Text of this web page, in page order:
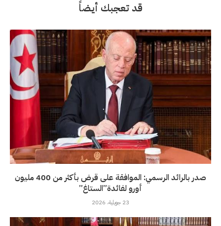
قد تعجبك أيضاً
صدر بالرائد الرسمي: الموافقة على قرض بأكثر من 400 مليون
أورو لفائدة”الستاغ”
23 جويلية، 2026